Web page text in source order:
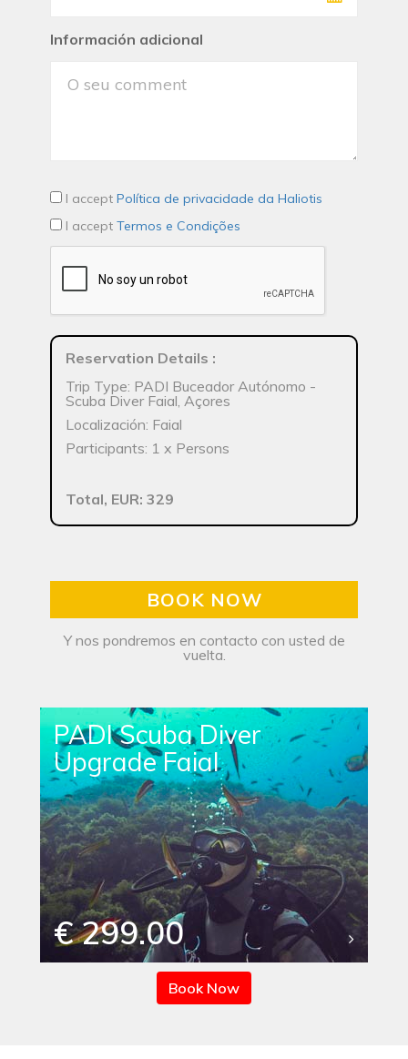
Información adicional
I accept Política de privacidade da Haliotis
I accept Termos e Condições
Reservation Details :
Trip Type: PADI Buceador Autónomo -
Scuba Diver Faial, Açores
Localización: Faial
Participants: 1 x Persons
Total, EUR: 329
BOOK NOW
Y nos pondremos en contacto con usted de
vuelta.
PADI Scuba Diver
Upgrade Faial
€ 299.00
Book Now